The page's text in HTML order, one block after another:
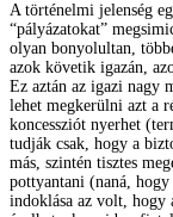
A történelmi jelenség
“pályázatokat”
olyan bonyolultan,
azok követik igazán,
Ez aztán az igazi nagy
lehet megkerülni azt a
koncessziót nyerhet
tudják csak, hogy a
más, szintén tisztes
pottyantani (naná,
indoklása az volt, hogy